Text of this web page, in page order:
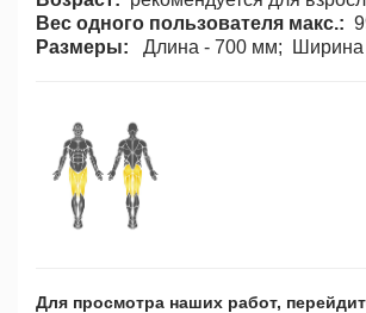
Карусели
Детские песочницы
Детские столики и
Вес одного пользователя макс.:
Размеры: Длина - 700 мм; Ширина
Для просмотра наших работ,